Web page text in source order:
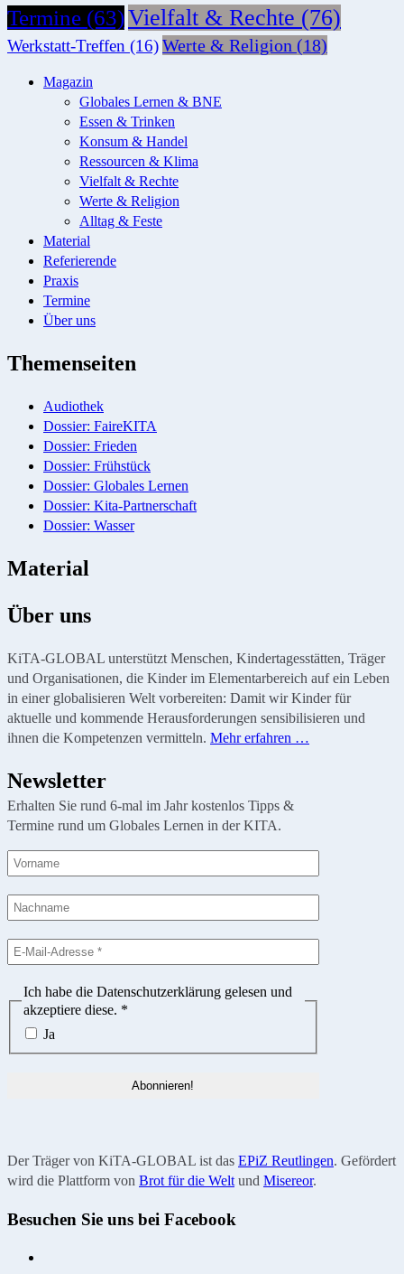
Termine (63)Vielfalt & Rechte (76)
Werkstatt-Treffen (16)Werte & Religion (18)
Magazin
Globales Lernen & BNE
Essen & Trinken
Konsum & Handel
Ressourcen & Klima
Vielfalt & Rechte
Werte & Religion
Alltag & Feste
Material
Referierende
Praxis
Termine
Über uns
Themenseiten
Audiothek
Dossier: FaireKITA
Dossier: Frieden
Dossier: Frühstück
Dossier: Globales Lernen
Dossier: Kita-Partnerschaft
Dossier: Wasser
Material
Über uns
KiTA-GLOBAL unterstützt Menschen, Kindertagesstätten, Träger
und Organisationen, die Kinder im Elementarbereich auf ein Leben
in einer globalisieren Welt vorbereiten: Damit wir Kinder für
aktuelle und kommende Herausforderungen sensibilisieren und
ihnen die Kompetenzen vermitteln. Mehr erfahren …
Newsletter
Erhalten Sie rund 6-mal im Jahr kostenlos Tipps &
Termine rund um Globales Lernen in der KITA.
Ich habe die Datenschutzerklärung gelesen und
akzeptiere diese. *
Ja
Der Träger von KiTA-GLOBAL ist das EPiZ Reutlingen. Gefördert
wird die Plattform von Brot für die Welt und Misereor.
Besuchen Sie uns bei Facebook